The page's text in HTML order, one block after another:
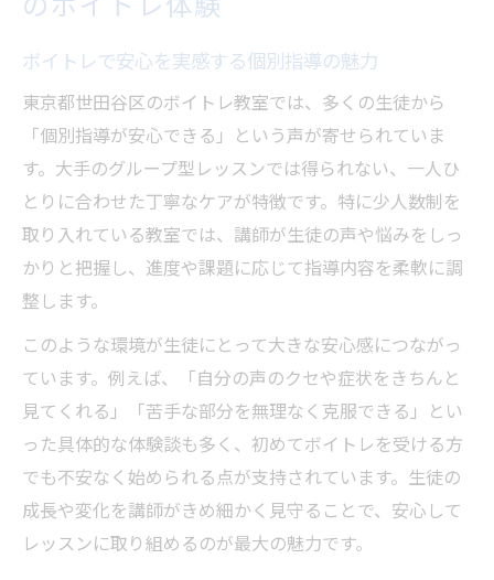
のボイトレ体験
ボイトレで安心を実感する個別指導の魅力
東京都世田谷区のボイトレ教室では、多くの生徒から
「個別指導が安心できる」という声が寄せられていま
す。大手のグループ型レッスンでは得られない、一人ひ
とりに合わせた丁寧なケアが特徴です。特に少人数制を
取り入れている教室では、講師が生徒の声や悩みをしっ
かりと把握し、進度や課題に応じて指導内容を柔軟に調
整します。
このような環境が生徒にとって大きな安心感につながっ
ています。例えば、「自分の声のクセや症状をきちんと
見てくれる」「苦手な部分を無理なく克服できる」とい
った具体的な体験談も多く、初めてボイトレを受ける方
でも不安なく始められる点が支持されています。生徒の
成長や変化を講師がきめ細かく見守ることで、安心して
レッスンに取り組めるのが最大の魅力です。